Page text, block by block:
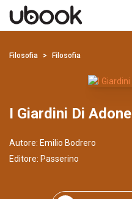
Filosofia Filosofia
I Giardini Di Adone
Autore: Emilio Bodrero
Editore: Passerino